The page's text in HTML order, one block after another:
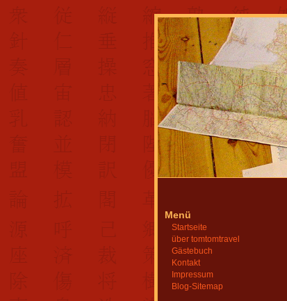
Menü
Startseite
über tomtomtravel
Gästebuch
Kontakt
Impressum
Blog-Sitemap